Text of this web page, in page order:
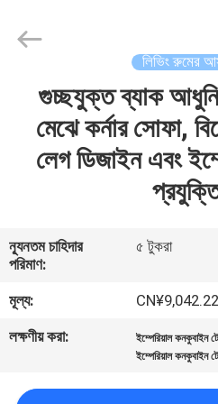
VR
প্রদর্শন
সম্পর্কে
Furniture
Reserved.
লিভিং রুমের
গুচ্ছযুক্ত ব্যাক
মেঝে কর্নার সোফা,
লেগ ডিজাইন এবং
ন্যূনতম চাহিদার
পরিমাণ:
৫ টুকরা
মূল্য:
লক্ষণীয় করা:
ইম্পেরিয়াল কনকুবাইন
ইম্পেরিয়াল কনকুবাইন